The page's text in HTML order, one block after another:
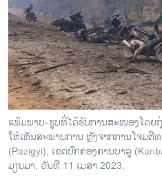
ຊຸມຊົນຊາວລາວ
ວິທະຍາສາດ-ເທັກໂນໂລຈີ
ທຸລະກິດ
ພາສາອັງກິດ
ວີດີໂອ
ສຽງ
ລາຍການກະຈາຍສຽງ
ຕິດຕາມພວກເຮົາ ທີ່
ແຟ້ມພາບ-ຮູບທີ່ໄດ້ຮັບການສະໜອງໂດຍ
ໃຫ້ເຫັນສະພາບການ ຫຼັງຈາກການໂຈມຕີ
(Pazigyi), ເຂດປົກຄອງຄານບາລູ
ມຽນມາ, ວັນທີ 11 ເມສາ 2023.